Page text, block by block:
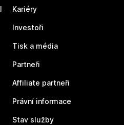
Kariéry
Investoři
Tisk a média
Partneři
Affiliate partneři
Právní informace
Stav služby